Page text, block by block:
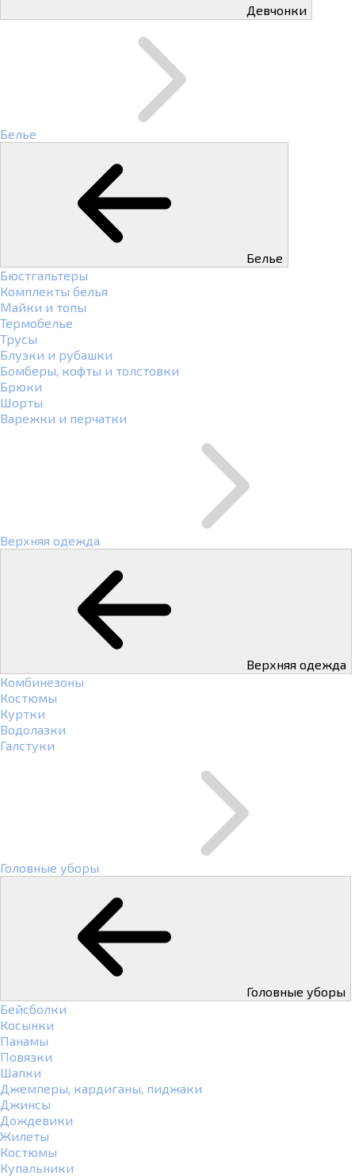
Девчонки
Белье
Белье
Бюстгальтеры
Комплекты белья
Майки и топы
Термобелье
Трусы
Блузки и рубашки
Бомберы, кофты и толстовки
Брюки
Шорты
Варежки и перчатки
Верхняя одежда
Верхняя одежда
Комбинезоны
Костюмы
Куртки
Водолазки
Галстуки
Головные уборы
Головные уборы
Бейсболки
Косынки
Панамы
Повязки
Шапки
Джемперы, кардиганы, пиджаки
Джинсы
Дождевики
Жилеты
Костюмы
Купальники